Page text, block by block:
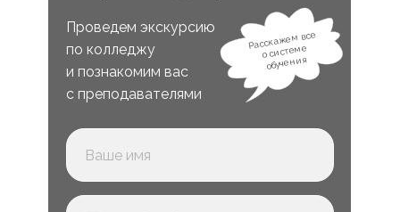
Проведем экскурсию
по колледжу
и познакомим вас
с преподавателями
Расскажем все
о системе
обучения